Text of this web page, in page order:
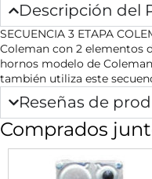
Descripción del
SECUENCIA 3 ETAPA
Coleman con 2 elementos
hornos modelo de
también utiliza este
Reseñas de
Comprados